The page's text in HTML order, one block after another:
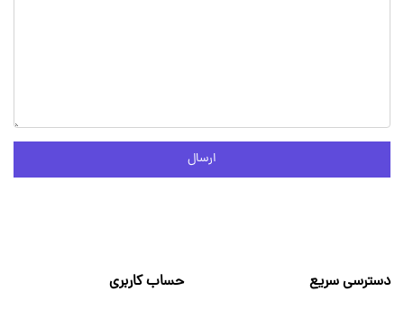
ارسال
دسترسی سریع
حساب کاربری